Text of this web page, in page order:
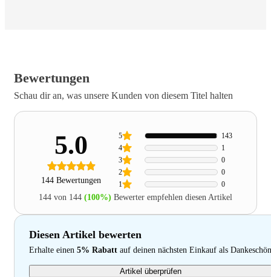
Bewertungen
Schau dir an, was unsere Kunden von diesem Titel halten
5.0
144 Bewertungen 1 0
2 0
3 0
4 1
5 143
144 von 144 (100%) Bewerter empfehlen diesen Artikel
Diesen Artikel bewerten
Erhalte einen 5% Rabatt auf deinen nächsten Einkauf als Dankeschön
Artikel überprüfen